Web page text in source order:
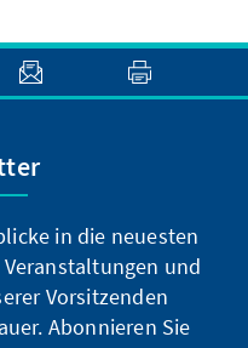
in die neuesten
und
Vorsitzenden
Abonnieren Sie